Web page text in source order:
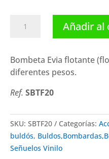
bombeta
cantidad
Añadir al
Bombeta Evia flotante
diferentes pesos.
Ref. SBTF20
SKU: SBTF20 Categorías:
buldós,
Señuelos Vinilo